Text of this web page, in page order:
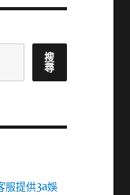
搜
尋
服提供3a娛